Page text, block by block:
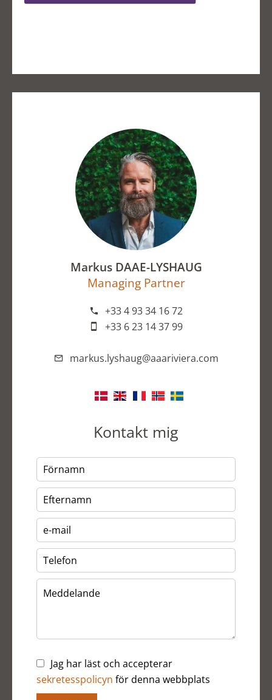
Markus DAAE-LYSHAUG
Managing Partner
+33 4 93 34 16 72
+33 6 23 14 37 99
markus.lyshaug@aaariviera.com
Kontakt mig
Jag har läst och accepterar
sekretesspolicyn för denna webbplats